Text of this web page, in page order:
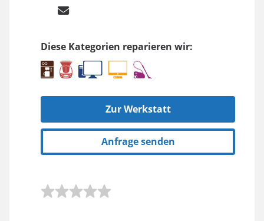
Diese Kategorien reparieren wir:
Zur Werkstatt
Anfrage senden